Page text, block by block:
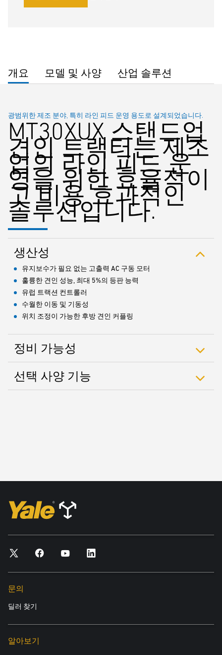
개요 모델 및 사양 산업 솔루션
광범위한 제조 분야, 특히 라인 피드 운영 용도로 설계되었습니다.
MT30XUX 스탠드업
견인 트랙터는 제조
업의 라인 피드 운
영을 위한 효율적이
고 비용 효과적인
솔루션입니다.
생산성
유지보수가 필요 없는 고출력 AC 구동 모터
훌륭한 견인 성능, 최대 5%의 등판 능력
유럽 트랙션 컨트롤러
수월한 이동 및 기동성
위치 조정이 가능한 후방 견인 커플링
정비 가능성
선택 사양 기능
문의
딜러 찾기
알아보기